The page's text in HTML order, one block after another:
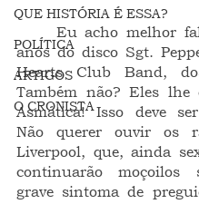
QUE HISTÓRIA É ESSA?
POLÍTICA
ARTIGOS
O CRONISTA
anos do disco Sgt.
Hearts Club Band,
Também não? Eles lhe
Asmática! Isso deve
Não querer ouvir os
Liverpool, que, ainda
continuarão moçoilos
grave sintoma de